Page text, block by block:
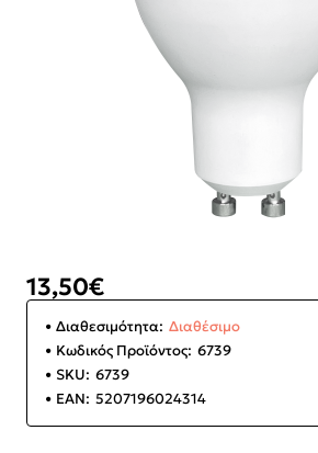
13,50€
Διαθεσιμότητα: Διαθέσιμο
Κωδικός Προϊόντος: 6739
SKU: 6739
EAN: 5207196024314